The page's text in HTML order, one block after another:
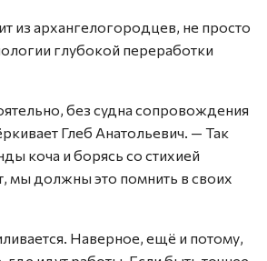
из архангелогородцев, не просто
глубокой переработки
без судна сопровождения
Глеб Анатольевич. — Так
коча и борясь со стихией
мы должны это пом­нить в своих
Наверное, ещё и потому,